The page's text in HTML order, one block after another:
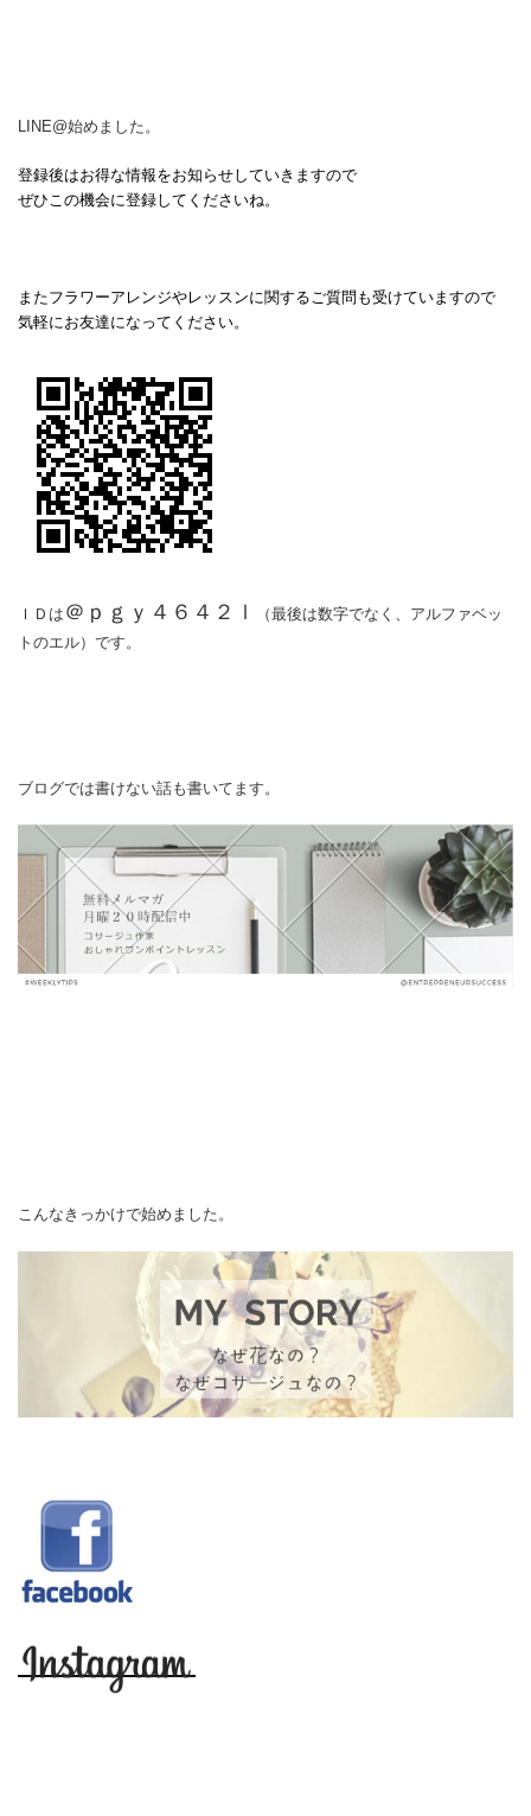
LINE@始めました。
登録後はお得な情報をお知らせしていきますので
ぜひこの機会に登録してくださいね。
またフラワーアレンジやレッスンに関するご質問も受けていますので
気軽にお友達になってください。
ＩＤは ＠ｐｇｙ４６４２ｌ
（最後は数字でなく、アルファベッ
トのエル）です。
ブログでは書けない話も書いてます。
こんなきっかけで始めました。